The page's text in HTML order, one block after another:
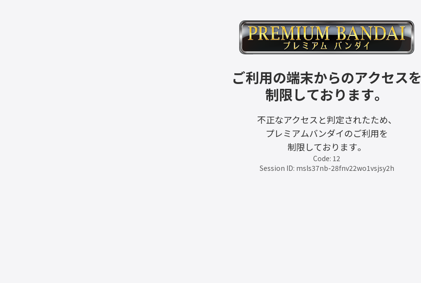
ご利用の端末からのアクセスを
制限しております。
不正なアクセスと判定されたため、
プレミアムバンダイのご利用を
制限しております。
Code: 12
Session ID: msls37nb-28fnv22wo1vsjsy2h